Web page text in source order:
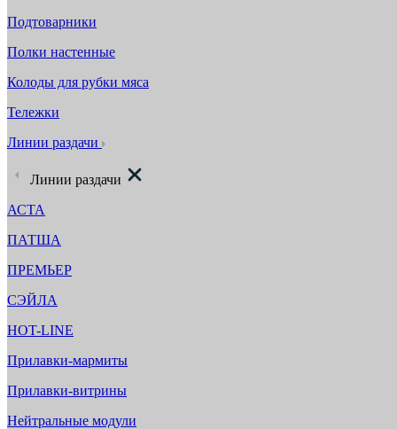
Подтоварники
Полки настенные
Колоды для рубки мяса
Тележки
Линии раздачи
Линии раздачи
АСТА
ПАТША
ПРЕМЬЕР
СЭЙЛА
HOT-LINE
Прилавки-мармиты
Прилавки-витрины
Нейтральные модули